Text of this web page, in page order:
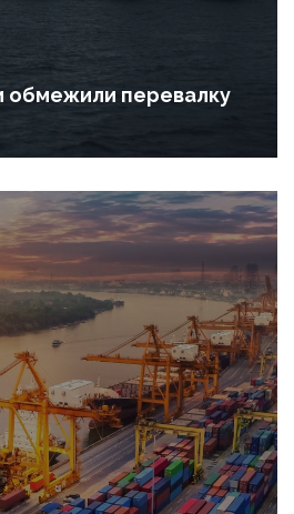
обмежили перевалку